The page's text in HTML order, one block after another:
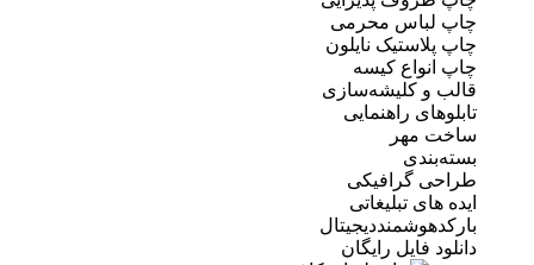
محرمی
نایلون
کیسه
کلیشه‌سازی
راهنمایی
گرافیکی
تبلیغاتی
فایل رایگان